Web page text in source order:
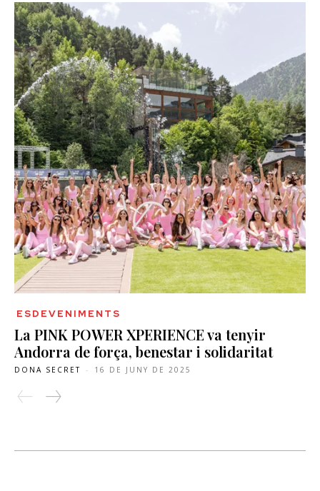
ESDEVENIMENTS
La PINK POWER XPERIENCE va tenyir
Andorra de força, benestar i solidaritat
DONA SECRET - 16 DE JUNY DE 2025